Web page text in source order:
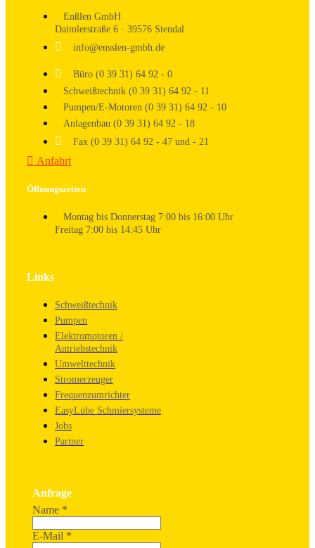
Enßlen GmbH
Daimlerstraße 6 · 39576 Stendal
info@ensslen-gmbh.de
Büro (0 39 31) 64 92 - 0
Schweißtechnik (0 39 31) 64 92 - 11
Pumpen/E-Motoren (0 39 31) 64 92 - 10
Anlagenbau (0 39 31) 64 92 - 18
Fax (0 39 31) 64 92 - 47 und - 21
Anfahrt
Öffnungszeiten
Montag bis Donnerstag 7:00 bis 16:00 Uhr
Freitag 7:00 bis 14:45 Uhr
Links
Schweißtechnik
Pumpen
Elektromotoren /
Antriebstechnik
Umwelttechnik
Stromerzeuger
Frequenzumrichter
EasyLube Schmiersysteme
Jobs
Partner
Anfrage
Name *
E-Mail *